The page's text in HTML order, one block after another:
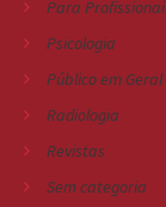
Para
Psicologia
Público em Geral
Radiologia
Revistas
Sem categoria